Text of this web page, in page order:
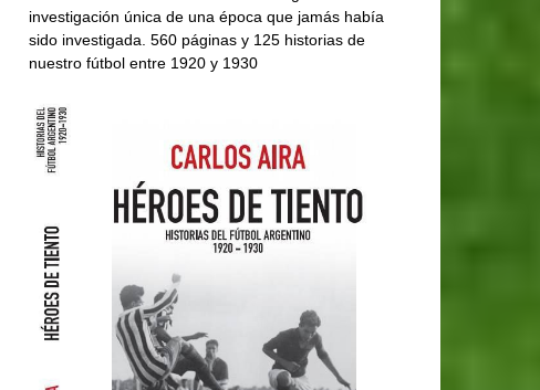
investigación única de una época que jamás había
sido investigada. 560 páginas y 125 historias de
nuestro fútbol entre 1920 y 1930